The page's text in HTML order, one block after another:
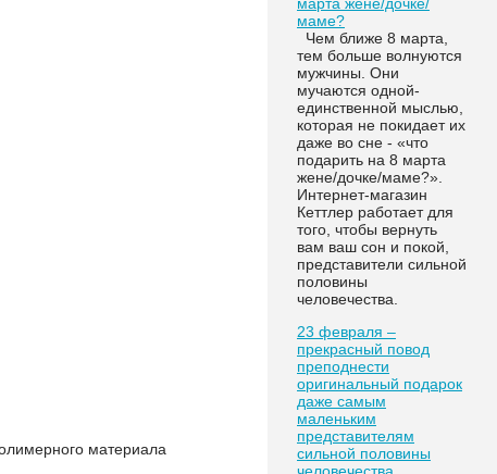
материала
маме?
Чем ближе 8 марта,
тем больше волнуются
мужчины. Они
мучаются одной-
единственной мыслью,
которая не покидает их
даже во сне - «что
подарить на 8 марта
жене/дочке/маме?».
Интернет-магазин
Кеттлер работает для
того, чтобы вернуть
вам ваш сон и покой,
представители сильной
половины
человечества.
23 февраля –
прекрасный повод
преподнести
оригинальный подарок
даже самым
маленьким
представителям
сильной половины